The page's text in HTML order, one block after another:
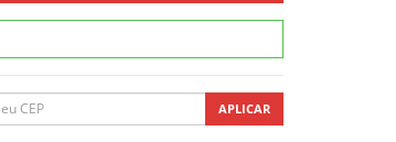
APLICAR